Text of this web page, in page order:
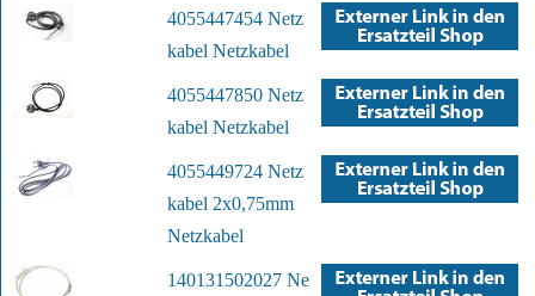
4055447454 Netz
kabel Netzkabel
4055447850 Netz
kabel Netzkabel
4055449724 Netz
kabel 2x0,75mm
Netzkabel
140131502027 Ne